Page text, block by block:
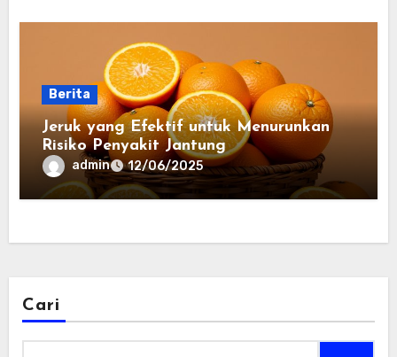
Berita
Jeruk yang Efektif untuk Menurunkan
Risiko Penyakit Jantung
admin 12/06/2025
Cari